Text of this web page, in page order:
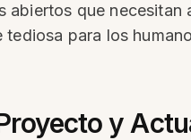
abiertos que
para los
y